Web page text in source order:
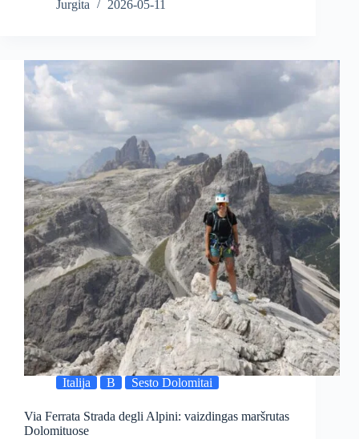
Jurgita 2026-05-11
Italija B Sesto Dolomitai
Via Ferrata Strada degli Alpini: vaizdingas maršrutas
Dolomituose